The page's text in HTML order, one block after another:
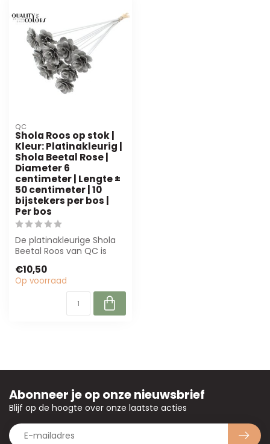
QC
Shola Roos op stok |
Kleur: Platinakleurig |
Shola Beetal Rose |
Diameter 6
centimeter | Lengte ±
50 centimeter | 10
bijstekers per bos |
Per bos
De platinakleurige Shola
Beetal Roos van QC is
professionele bloemi...
€10,50
Op voorraad
Abonneer je op onze nieuwsbrief
Blijf op de hoogte over onze laatste acties